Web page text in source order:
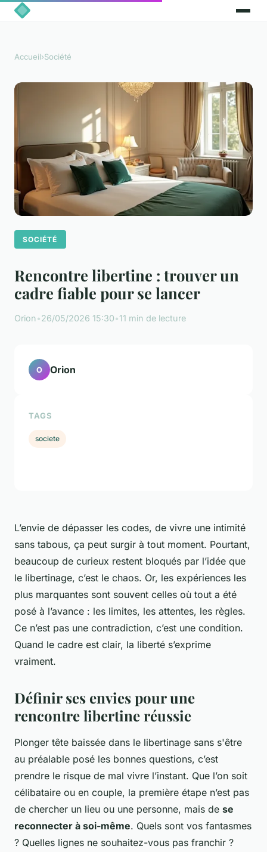
Accueil›Société
SOCIÉTÉ
Rencontre libertine : trouver un
cadre fiable pour se lancer
Orion•26/05/2026 15:30•11 min de lecture
L’envie de dépasser les codes, de vivre une intimité
sans tabous, ça peut surgir à tout moment. Pourtant,
beaucoup de curieux restent bloqués par l’idée que
le libertinage, c’est le chaos. Or, les expériences les
plus marquantes sont souvent celles où tout a été
posé à l’avance : les limites, les attentes, les règles.
Ce n’est pas une contradiction, c’est une condition.
Quand le cadre est clair, la liberté s’exprime
vraiment.
Définir ses envies pour une
rencontre libertine réussie
Plonger tête baissée dans le libertinage sans s'être
au préalable posé les bonnes questions, c’est
prendre le risque de mal vivre l’instant. Que l’on soit
célibataire ou en couple, la première étape n’est pas
de chercher un lieu ou une personne, mais de se
reconnecter à soi-même. Quels sont vos fantasmes
? Quelles lignes ne souhaitez-vous pas franchir ?
O Orion
TAGS
societe